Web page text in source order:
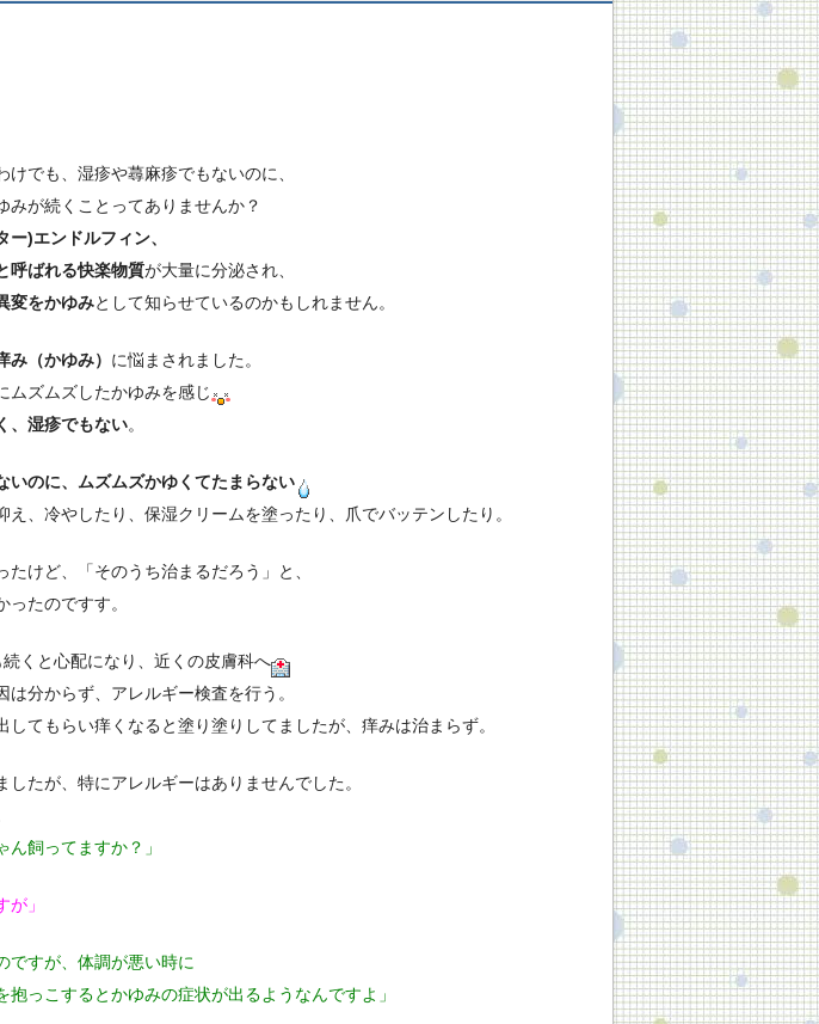
けでも、湿疹や蕁麻疹でもないのに、
みが続くことってありませんか？
ー)エンドルフィン、
呼ばれる快楽物質が大量に分泌され、
変をかゆみとして知らせているのかもしれません。
み（かゆみ） に悩まされました。
ムズムズしたかゆみを感じ
、湿疹でもない。
いのに、ムズムズかゆくてたまらない
え、冷やしたり、保湿クリームを塗ったり、爪でバッテンしたり。
たけど、「そのうち治まるだろう」と、
たのですす。
くと心配になり、近くの皮膚科へ
分からず、アレルギー検査を行う。
してもらい痒くなると塗り塗りしてましたが、痒みは治まらず。
したが、特にアレルギーはありませんでした。
ん飼ってますか？」
が」
ですが、体調が悪い時に
抱っこするとかゆみの症状が出るようなんですよ」